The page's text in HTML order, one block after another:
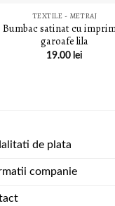
TEXTILE - METRAJ
Bumbac satinat cu
garoafe lila
19.00 lei
de plata
companie